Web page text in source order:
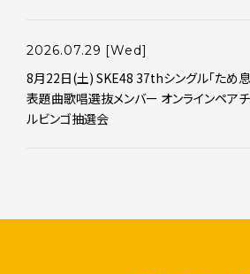
2026.07.29 [Wed]
8月22日(土) SKE48 37thシングル「ため
表題曲歌唱選抜メンバー オンラインペア
ルビンゴ抽選会